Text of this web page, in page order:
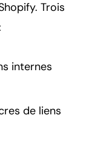
Trois
internes
de liens